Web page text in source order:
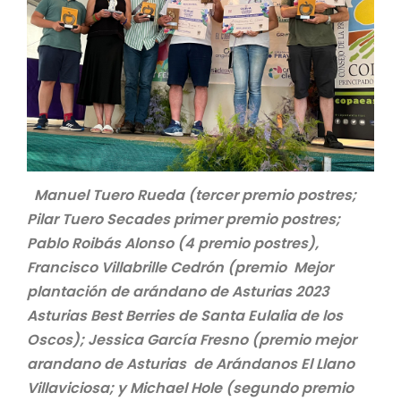
Manuel Tuero Rueda (tercer premio postres;
Pilar Tuero Secades primer premio postres;
Pablo Roibás Alonso (4 premio postres),
Francisco Villabrille Cedrón (premio Mejor
plantación de arándano de Asturias 2023
Asturias Best Berries de Santa Eulalia de los
Oscos); Jessica García Fresno (premio mejor
arandano de Asturias de Arándanos El Llano
Villaviciosa; y Michael Hole (segundo premio